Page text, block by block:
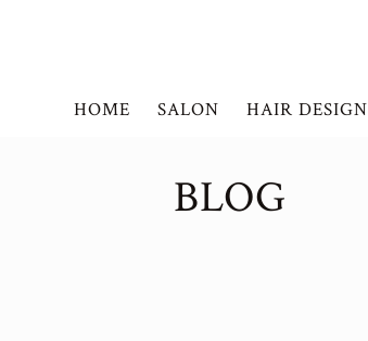
HOME SALON HAIR DESIGN
BLOG